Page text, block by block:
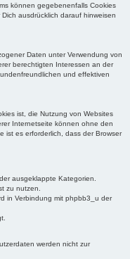
können gegebenenfalls Cookies
ausdrücklich darauf hinweisen
Daten unter Verwendung von
berechtigten Interessen an der
und effektiven
ist, die Nutzung von Websites
Internetseite können ohne den
ist es erforderlich, dass der Browser
ausgeklappte Kategorien.
zu nutzen.
in Verbindung mit phpbb3_u der
werden nicht zur